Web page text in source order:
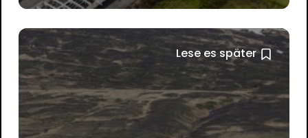
Lese es später